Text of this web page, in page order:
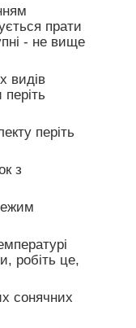
прати
- не вище
видів
періть
з
робіть це,
сонячних